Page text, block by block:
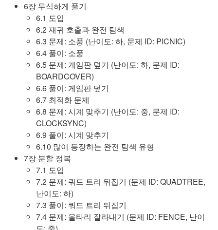
6장 무식하게 풀기
6.1 도입
6.2 재귀 호출과 완전 탐색
6.3 문제: 소풍 (난이도: 하, 문제 ID: PICNIC)
6.4 풀이: 소풍
6.5 문제: 게임판 덮기 (난이도: 하, 문제 ID:
BOARDCOVER)
6.6 풀이: 게임판 덮기
6.7 최적화 문제
6.8 문제: 시계 맞추기 (난이도: 중, 문제 ID:
CLOCKSYNC)
6.9 풀이: 시계 맞추기
6.10 많이 등장하는 완전 탐색 유형
7장 분할 정복
7.1 도입
7.2 문제: 쿼드 트리 뒤집기 (문제 ID: QUADTREE,
난이도: 하)
7.3 풀이: 쿼드 트리 뒤집기
7.4 문제: 울타리 잘라내기 (문제 ID: FENCE, 난이